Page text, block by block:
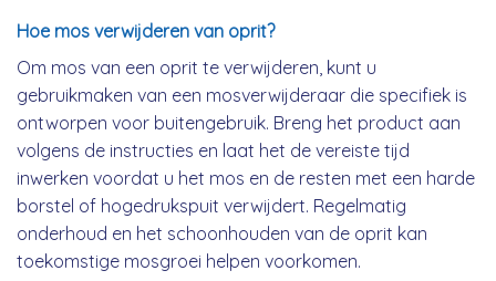
Hoe mos verwijderen van oprit?
Om mos van een oprit te verwijderen, kunt u
gebruikmaken van een mosverwijderaar die specifiek is
ontworpen voor buitengebruik. Breng het product aan
volgens de instructies en laat het de vereiste tijd
inwerken voordat u het mos en de resten met een harde
borstel of hogedrukspuit verwijdert. Regelmatig
onderhoud en het schoonhouden van de oprit kan
toekomstige mosgroei helpen voorkomen.